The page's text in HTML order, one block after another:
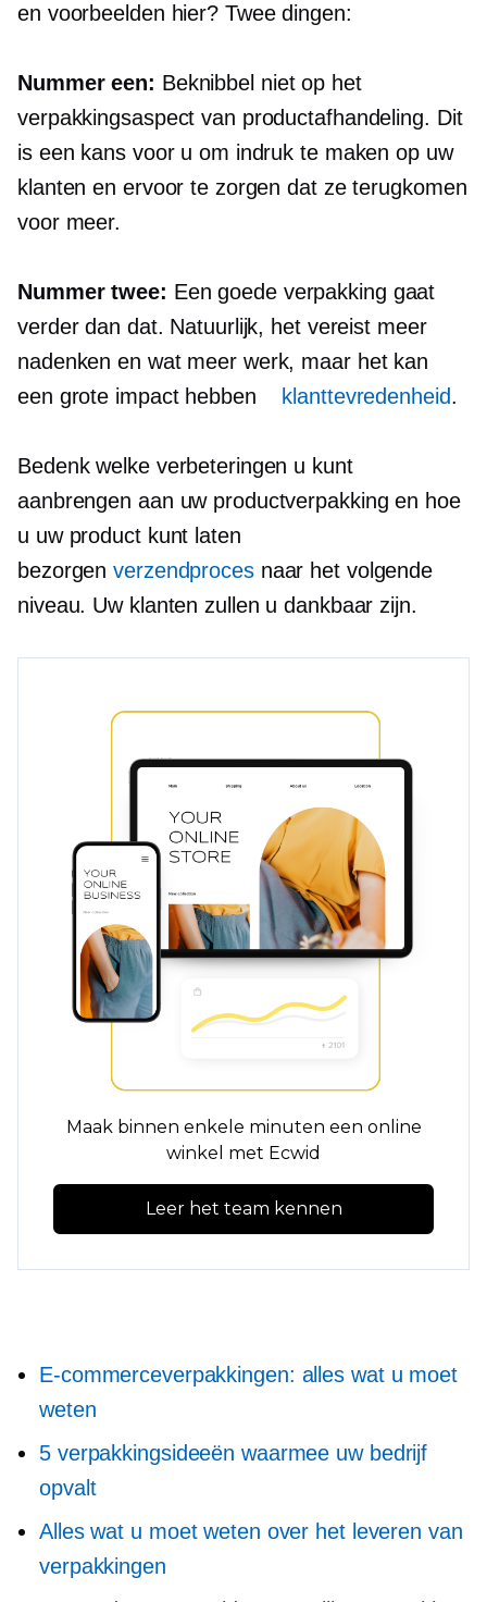
en voorbeelden hier? Twee dingen:
Nummer een: Beknibbel niet op het
verpakkingsaspect van productafhandeling. Dit
is een kans voor u om indruk te maken op uw
klanten en ervoor te zorgen dat ze terugkomen
voor meer.
Nummer twee: Een goede verpakking gaat
verder dan dat. Natuurlijk, het vereist meer
nadenken en wat meer werk, maar het kan
een grote impact hebben
klanttevredenheid.
Bedenk welke verbeteringen u kunt
aanbrengen aan uw productverpakking en hoe
u uw product kunt laten
bezorgenverzendprocesnaar het volgende
niveau. Uw klanten zullen u dankbaar zijn.
Maak binnen enkele minuten een online
winkel met Ecwid
Leer het team kennen
E-commerceverpakkingen: alles wat u moet
weten
5 verpakkingsideeën waarmee uw bedrijf
opvalt
Alles wat u moet weten over het leveren van
verpakkingen